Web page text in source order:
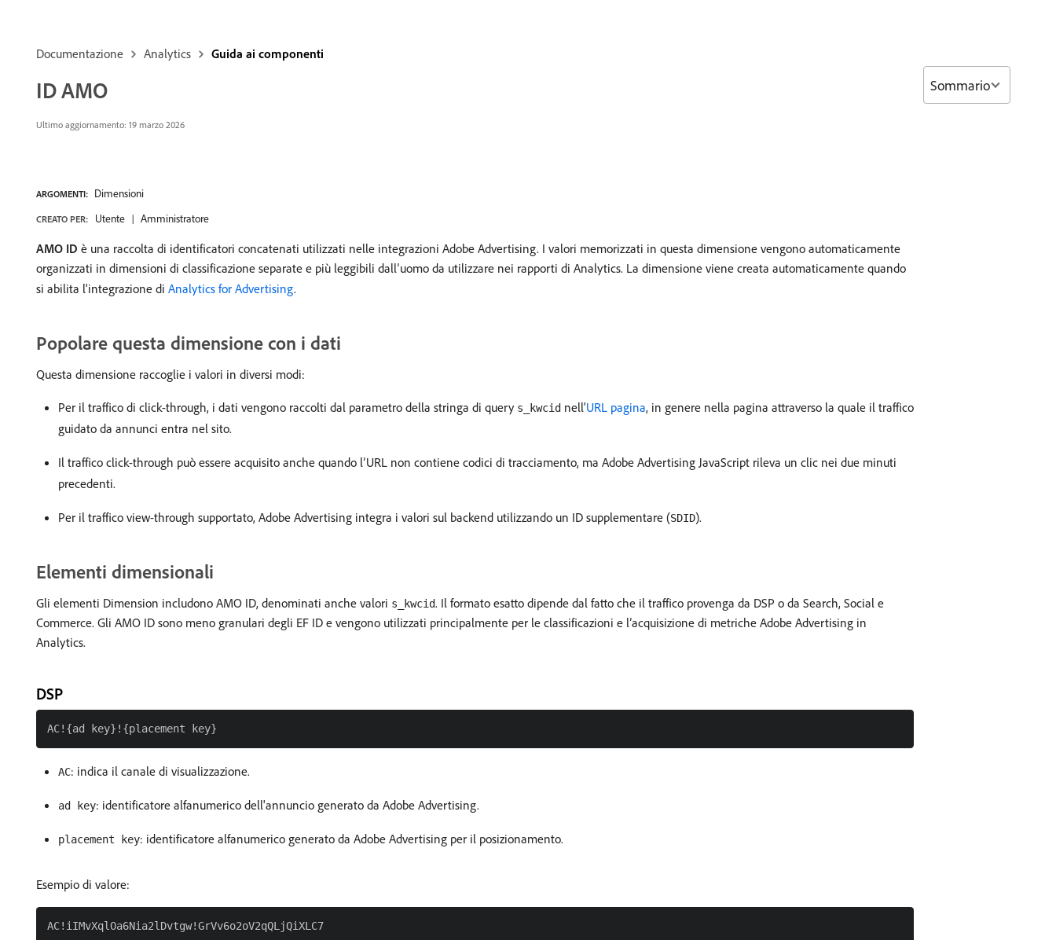
Documentazione Analytics Guida ai componenti
ID AMO
Ultimo aggiornamento: 19 marzo 2026
ARGOMENTI: Dimensioni
CREATO PER: Utente Amministratore
AMO ID è una raccolta di identificatori concatenati utilizzati nelle integrazioni Adobe Advertising. I valori memorizzati in questa dimensione vengono automaticamente
organizzati in dimensioni di classificazione separate e più leggibili dall’uomo da utilizzare nei rapporti di Analytics. La dimensione viene creata automaticamente quando
si abilita l'integrazione di Analytics for Advertising.
Popolare questa dimensione con i dati
Questa dimensione raccoglie i valori in diversi modi:
Per il traffico di click-through, i dati vengono raccolti dal parametro della stringa di query s_kwcid nell'URL pagina, in genere nella pagina attraverso la quale il traffico
guidato da annunci entra nel sito.
Il traffico click-through può essere acquisito anche quando l’URL non contiene codici di tracciamento, ma Adobe Advertising JavaScript rileva un clic nei due minuti
precedenti.
Per il traffico view-through supportato, Adobe Advertising integra i valori sul backend utilizzando un ID supplementare (SDID).
Elementi dimensionali
Gli elementi Dimension includono AMO ID, denominati anche valori s_kwcid. Il formato esatto dipende dal fatto che il traffico provenga da DSP o da Search, Social e
Commerce. Gli AMO ID sono meno granulari degli EF ID e vengono utilizzati principalmente per le classificazioni e l’acquisizione di metriche Adobe Advertising in
Analytics.
DSP
AC: indica il canale di visualizzazione.
ad key: identificatore alfanumerico dell'annuncio generato da Adobe Advertising.
placement key: identificatore alfanumerico generato da Adobe Advertising per il posizionamento.
Esempio di valore:
Sommario